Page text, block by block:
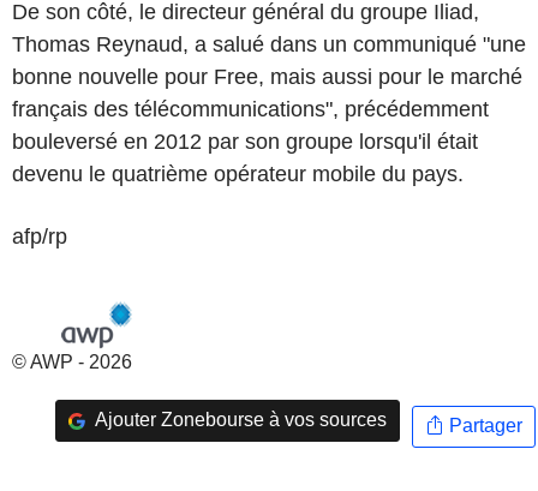
De son côté, le directeur général du groupe Iliad,
Thomas Reynaud, a salué dans un communiqué "une
bonne nouvelle pour Free, mais aussi pour le marché
français des télécommunications", précédemment
bouleversé en 2012 par son groupe lorsqu'il était
devenu le quatrième opérateur mobile du pays.
afp/rp
© AWP - 2026
Ajouter Zonebourse à vos sources Partager